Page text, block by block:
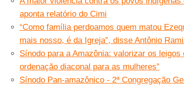
aponta relatório do Cimi
“Como família perdoamos quem matou
mais nosso, é da Igreja”, disse Antônio
Sínodo para a Amazônia: valorizar os leigos
ordenação diaconal para as mulheres”
Sínodo Pan-amazônico - 2ª Congregação